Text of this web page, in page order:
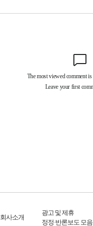
회사소개
광고 및 제휴
정정·반론보도 모음